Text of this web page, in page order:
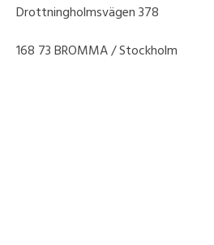
Drottningholmsvägen 378
168 73 BROMMA / Stockholm